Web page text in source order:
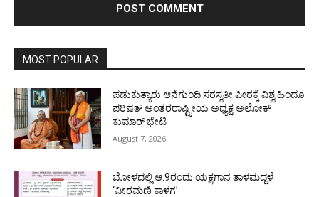
MOST POPULAR
ಪಡುಕುತ್ಯಾರು ಆನೆಗುಂದಿ ಸರಸ್ವತೀ ಪೀಠಕ್ಕೆ ವಿಶ್ವ ಹಿಂದೂ
ಪರಿಷತ್ ಅಂತರರಾಷ್ಟ್ರೀಯ ಅಧ್ಯಕ್ಷ ಅಲೋಕ್
ಕುಮಾರ್ ಭೇಟಿ
August 7, 2026
ಬೋಳದಲ್ಲಿ ಆ.9ರಂದು ಯಕ್ಷಗಾನ ತಾಳಮದ್ದಳೆ
‘ವೀರಮಣಿ ಕಾಳಗ’